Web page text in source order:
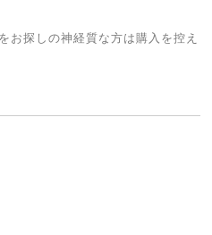
お探しの神経質な方は購入を控え